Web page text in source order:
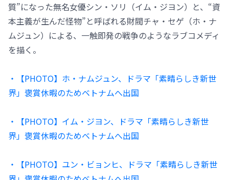
質”になった無名女優シン・ソリ（イム・ジヨン）と、“資
本主義が生んだ怪物”と呼ばれる財閥チャ・セゲ（ホ・ナ
ムジュン）による、一触即発の戦争のようなラブコメディ
を描く。
・【PHOTO】ホ・ナムジュン、ドラマ「素晴らしき新世
界」褒賞休暇のためベトナムへ出国
・【PHOTO】イム・ジヨン、ドラマ「素晴らしき新世
界」褒賞休暇のためベトナムへ出国
・【PHOTO】ユン・ビョンヒ、ドラマ「素晴らしき新世